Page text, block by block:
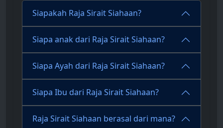
Siapakah Raja Sirait Siahaan?
Siapa anak dari Raja Sirait Siahaan?
Siapa Ayah dari Raja Sirait Siahaan?
Siapa Ibu dari Raja Sirait Siahaan?
Raja Sirait Siahaan berasal dari mana?